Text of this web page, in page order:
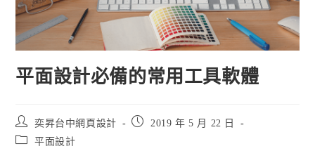
平面設計必備的常用工具軟體
奕昇台中網頁設計
2019 年 5 月 22 日
平面設計